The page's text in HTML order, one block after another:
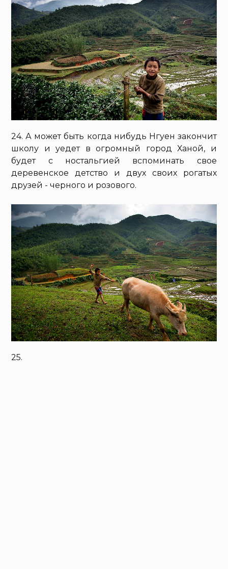
24. А может быть когда нибудь Нгуен закончит
школу и уедет в огромный город Ханой, и
будет с ностальгией вспоминать свое
деревенское детство и двух своих рогатых
друзей - черного и розового.
25.